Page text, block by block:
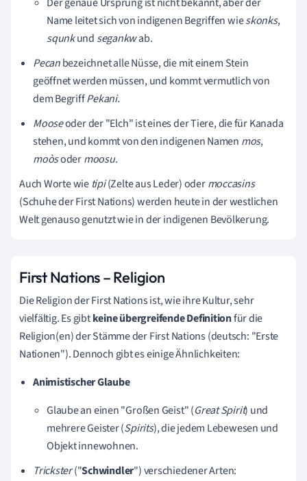
Name leitet sich von indigenen Begriffen wieskonks,
squnkund segankwab.
Pecanbezeichnet alle Nüsse, die mit einem Stein
geöffnet werden müssen, und kommt vermutlich von
dem BegriffPekani.
Mooseoder der "Elch" ist eines der Tiere, die für Kanada
stehen, und kommt von den indigenen Namen mos,
moòsodermoosu.
Auch Worte wie tipi(Zelte aus Leder) odermoccasins
(Schuhe der First Nations) werden heute in der westlichen
Welt genauso genutzt wie in der indigenen Bevölkerung.
First Nations – Religion
Die Religion der First Nations ist, wie ihre Kultur, sehr
vielfältig. Es gibtkeine übergreifende Definitionfür die
Religion(en) der Stämme der First Nations (deutsch: "Erste
Nationen"). Dennoch gibt es einige Ähnlichkeiten:
Animistischer Glaube
Glaube an einen "Großen Geist" (Great Spirit) und
mehrere Geister (Spirits), die jedem Lebewesen und
Objekt innewohnen.
Trickster("Schwindler") verschiedener Arten: